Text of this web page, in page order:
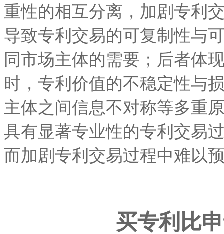
重性的相互分离，加剧专利
导致专利交易的可复制性与
同市场主体的需要；后者体
时，专利价值的不稳定性与
主体之间信息不对称等多重
具有显著专业性的专利交易
而加剧专利交易过程中难以
买专利比申